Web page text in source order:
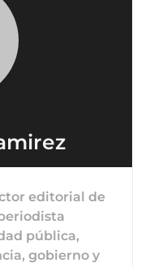
editorial de
pública,
gobierno y